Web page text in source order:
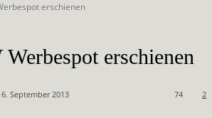
erschienen
erschienen
6. September 2013 2
74